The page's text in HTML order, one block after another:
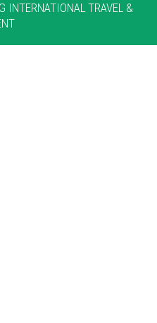
INTERNATIONAL TRAVEL &